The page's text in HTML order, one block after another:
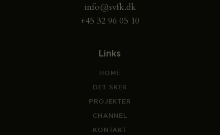
info@svfk.dk
+45 32 96 05 10
Links
HOME
DET SKER
PROJEKTER
CHANNEL
KONTAKT